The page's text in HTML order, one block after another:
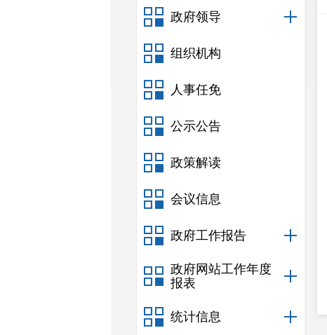
政府领导
组织机构
人事任免
公示公告
政策解读
会议信息
政府工作报告
政府网站工作年度
报表
统计信息